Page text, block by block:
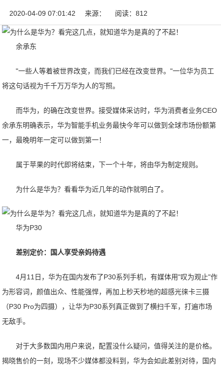
2020-04-09 07:01:42 来源： 阅读：812
余承东
"一些人等着被世界改变，而我们已经在改变世界。"一位华为员工
将这句话视为千千万万华为人的写照。
而华为，的确在改变世界。接受媒体采访时，华为消费者业务CEO
余承东明确表示，华为智能手机业务最快今年可以做到全球市场份额第
一，最晚明年一定可以做到第一！
属于苹果的时代即将结束，下一个十年，将由华为制定规则。
为什么是华为？看看华为近几年的动作就明白了。
华为P30
差别定价：国人享受亲妈待遇
4月11日，华为在国内发布了P30系列手机，有媒体用"叹为观止"作
为形容词，颜值出众、性能强悍，再加上秒天秒地的超感光徕卡三摄
（P30 Pro为四摄），让华为P30系列真正做到了横扫千军，打遍市场
无敌手。
对于大多数国内用户来说，配置没什么疑问，值得关注的是价格。
揭晓售价的一刻，现场不少媒体都没料到，华为会如此差别对待，国内